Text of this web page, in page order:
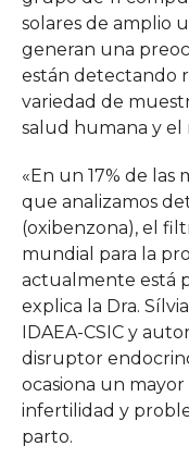
solares de amplio
generan una
están detectando
variedad de
salud humana y el
«En un 17% de las
que analizamos
(oxibenzona), el
mundial para la
actualmente está
explica la Dra.
IDAEA-CSIC y
disruptor
ocasiona un
infertilidad y
parto.